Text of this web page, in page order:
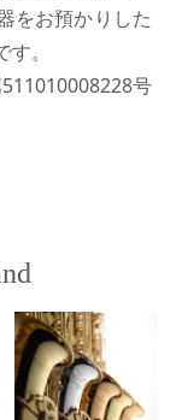
をお預かりした
。
号